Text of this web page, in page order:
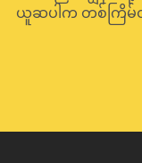
ယူဆပါက တစ်ကြိမ်တ